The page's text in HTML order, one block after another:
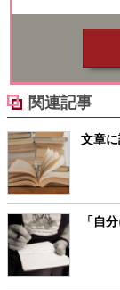
関連記事
文章
「自